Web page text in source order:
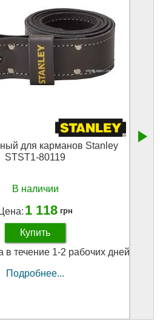
для карманов Stanley
STST1-80119
В наличии
Цена: 1 118 грн
Купить
в течение 1-2 рабочих дней
Подробнее...